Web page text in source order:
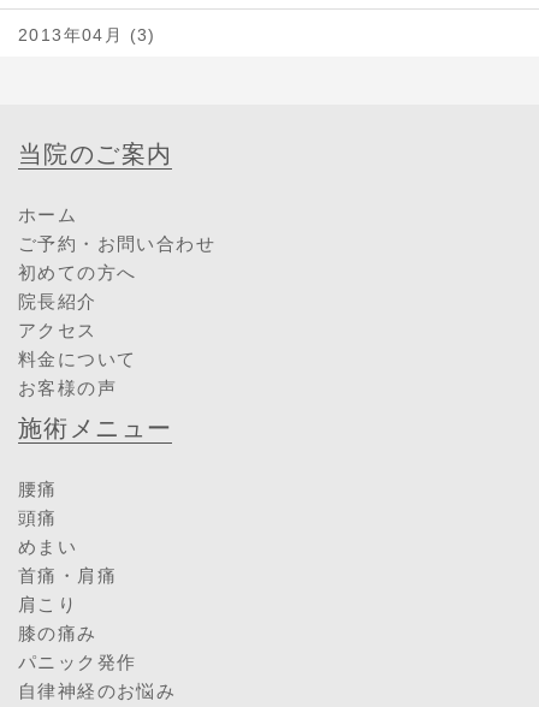
2013年04月 (3)
当院のご案内
ホーム
ご予約・お問い合わせ
初めての方へ
院長紹介
アクセス
料金について
お客様の声
施術メニュー
腰痛
頭痛
めまい
首痛・肩痛
肩こり
膝の痛み
パニック発作
自律神経のお悩み